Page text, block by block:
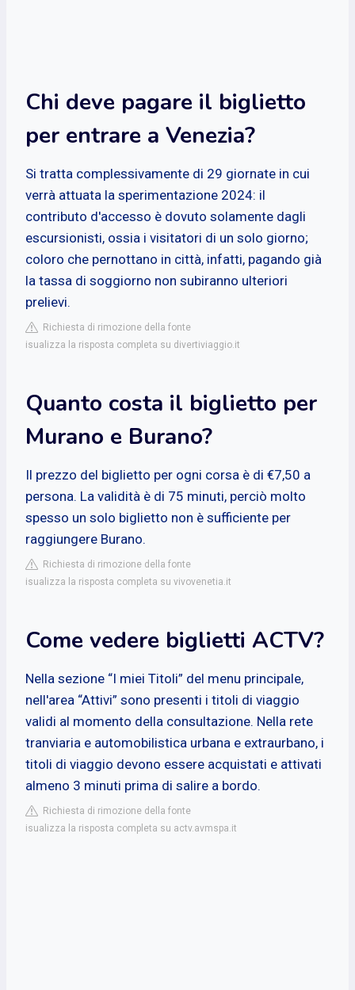
Chi deve pagare il biglietto
per entrare a Venezia?
Si tratta complessivamente di 29 giornate in cui
verrà attuata la sperimentazione 2024: il
contributo d'accesso è dovuto solamente dagli
escursionisti, ossia i visitatori di un solo giorno;
coloro che pernottano in città, infatti, pagando già
la tassa di soggiorno non subiranno ulteriori
prelievi.
Richiesta di rimozione della fonte
isualizza la risposta completa su divertiviaggio.it
Quanto costa il biglietto per
Murano e Burano?
Il prezzo del biglietto per ogni corsa è di €7,50 a
persona. La validità è di 75 minuti, perciò molto
spesso un solo biglietto non è sufficiente per
raggiungere Burano.
Richiesta di rimozione della fonte
isualizza la risposta completa su vivovenetia.it
Come vedere biglietti ACTV?
Nella sezione “I miei Titoli” del menu principale,
nell'area “Attivi” sono presenti i titoli di viaggio
validi al momento della consultazione. Nella rete
tranviaria e automobilistica urbana e extraurbano, i
titoli di viaggio devono essere acquistati e attivati
almeno 3 minuti prima di salire a bordo.
Richiesta di rimozione della fonte
isualizza la risposta completa su actv.avmspa.it